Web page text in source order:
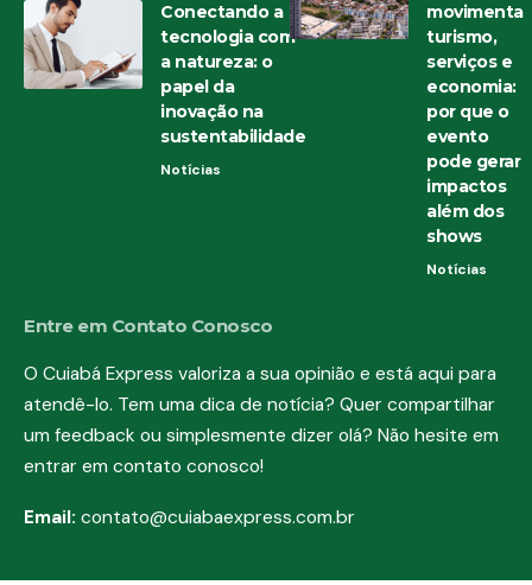
Conectando a
tecnologia com
a natureza: o
papel da
inovação na
sustentabilidade
Notícias
movimenta
turismo,
serviços e
economia:
por que o
evento
pode gerar
impactos
além dos
shows
Notícias
Entre em Contato Conosco
O Cuiabá Express valoriza a sua opinião e está aqui para
atendê-lo. Tem uma dica de notícia? Quer compartilhar
um feedback ou simplesmente dizer olá? Não hesite em
entrar em contato conosco!
Email: contato@cuiabaexpress.com.br